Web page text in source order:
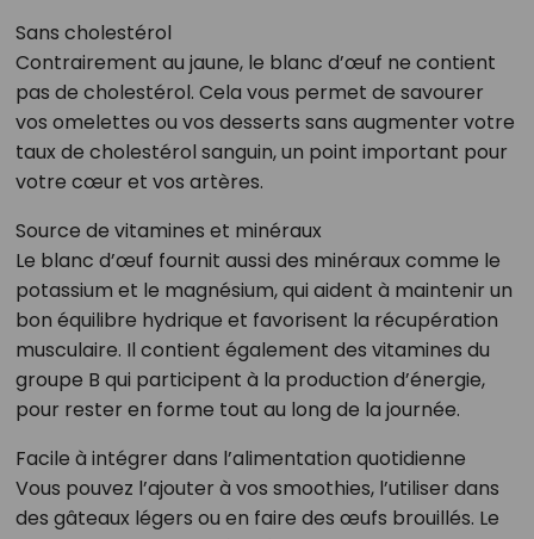
Sans cholestérol
Contrairement au jaune, le blanc d’œuf ne contient
pas de cholestérol. Cela vous permet de savourer
vos omelettes ou vos desserts sans augmenter votre
taux de cholestérol sanguin, un point important pour
votre cœur et vos artères.
Source de vitamines et minéraux
Le blanc d’œuf fournit aussi des minéraux comme le
potassium et le magnésium, qui aident à maintenir un
bon équilibre hydrique et favorisent la récupération
musculaire. Il contient également des vitamines du
groupe B qui participent à la production d’énergie,
pour rester en forme tout au long de la journée.
Facile à intégrer dans l’alimentation quotidienne
Vous pouvez l’ajouter à vos smoothies, l’utiliser dans
des gâteaux légers ou en faire des œufs brouillés. Le